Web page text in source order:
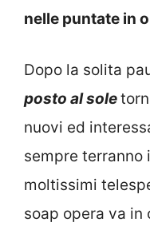
nelle puntate in
Dopo la solita
posto al sole
nuovi ed
sempre
moltissimi
soap opera va in